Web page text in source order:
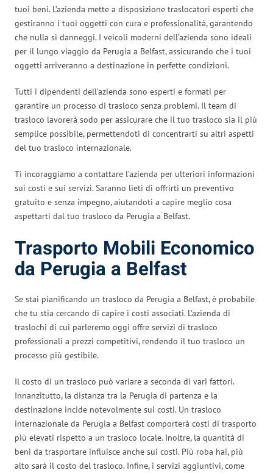
tuoi beni. L’azienda mette a disposizione traslocatori esperti che
gestiranno i tuoi oggetti con cura e professionalità, garantendo
che nulla si danneggi. I veicoli moderni dell’azienda sono ideali
per il lungo viaggio da Perugia a Belfast, assicurando che i tuoi
oggetti arriveranno a destinazione in perfette condizioni.
Tutti i dipendenti dell’azienda sono esperti e formati per
garantire un processo di trasloco senza problemi. Il team di
trasloco lavorerà sodo per assicurare che il tuo trasloco sia il più
semplice possibile, permettendoti di concentrarti su altri aspetti
del tuo trasloco internazionale.
Ti incoraggiamo a contattare l’azienda per ulteriori informazioni
sui costi e sui servizi. Saranno lieti di offrirti un preventivo
gratuito e senza impegno, aiutandoti a capire meglio cosa
aspettarti dal tuo trasloco da Perugia a Belfast.
Trasporto Mobili Economico
da Perugia a Belfast
Se stai pianificando un trasloco da Perugia a Belfast, è probabile
che tu stia cercando di capire i costi associati. L’azienda di
traslochi di cui parleremo oggi offre servizi di trasloco
professionali a prezzi competitivi, rendendo il tuo trasloco un
processo più gestibile.
Il costo di un trasloco può variare a seconda di vari fattori.
Innanzitutto, la distanza tra la Perugia di partenza e la
destinazione incide notevolmente sui costi. Un trasloco
internazionale da Perugia a Belfast comporterà costi di trasporto
più elevati rispetto a un trasloco locale. Inoltre, la quantità di
beni da trasportare influisce anche sui costi. Più roba hai, più
alto sarà il costo del trasloco. Infine, i servizi aggiuntivi, come